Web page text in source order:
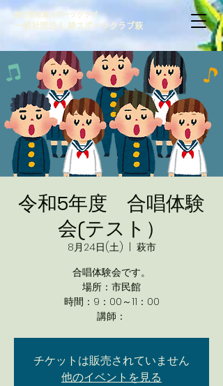
一般社団法人 絆スポーツクラブ萩
総合型地域スポーツクラブ
令和5年度 合唱体験
会(テスト）
8月24日(土)
萩市
合唱体験会です。
場所：市民館
時間：9：00～11：00
講師：
チケットは販売されていません
他のイベントを見る